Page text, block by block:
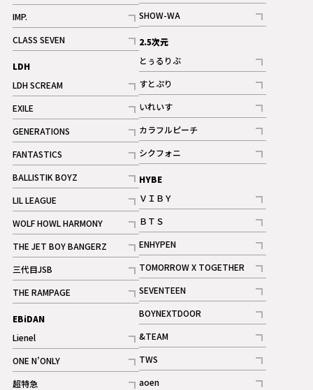
記事
IMP.
記事
CLASS SEVEN
記事
LDH
LDH SCREAM
記事
EXILE
記事
GENERATIONS
記事
FANTASTICS
記事
BALLISTIK BOYZ
記事
LIL LEAGUE
記事
WOLF HOWL HARMONY
記事
THE JET BOY BANGERZ
記事
三代目JSB
記事
THE RAMPAGE
記事
ギャラリー
EBiDAN
Lienel
記事
ONE N’ONLY
記事
超特急
記事
SHOW-WA
記事
2.5次元
とぅるりぶ
記事
すとぷり
記事
ギャラリー
いれいす
記事
ギャラリー
カラフルピーチ
記事
シクフォニ
記事
HYBE
ＶＩＢＹ
記事
ＢＴＳ
記事
ENHYPEN
記事
TOMORROW X TOGETHER
記事
ギャラリー
SEVENTEEN
記事
BOYNEXTDOOR
記事
&TEAM
記事
TWS
記事
aoen